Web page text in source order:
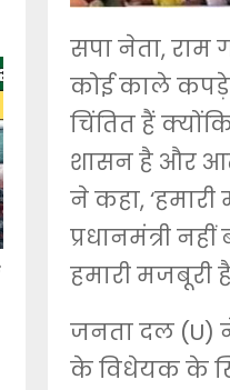
सपा नेता, राम
कोई काले कपड़े
चिंतित हैं
शासन है और
ने कहा,
प्रधानमंत्री
हमारी मजबूरी
जनता दल (U)
के विधेयक के